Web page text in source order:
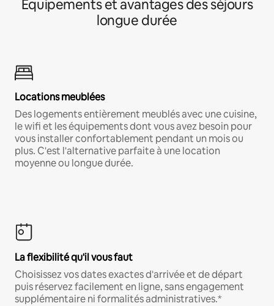
Équipements et avantages des séjours
longue durée
Locations meublées
Des logements entièrement meublés avec une cuisine,
le wifi et les équipements dont vous avez besoin pour
vous installer confortablement pendant un mois ou
plus. C'est l'alternative parfaite à une location
moyenne ou longue durée.
La flexibilité qu'il vous faut
Choisissez vos dates exactes d'arrivée et de départ
puis réservez facilement en ligne, sans engagement
supplémentaire ni formalités administratives.*